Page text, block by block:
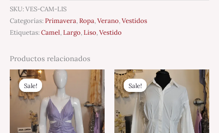
SKU:VES-CAM-LIS
Categorías:Primavera,Ropa,Verano,Vestidos
Etiquetas:Camel,Largo,Liso,Vestido
Productos relacionados
Sale!
Sale!
Original
price
was:
$1,150.00.$299.00.
Sale!
Sale!
Original
price
was:
$1,290.00.
Current
price
is:
$899.00.